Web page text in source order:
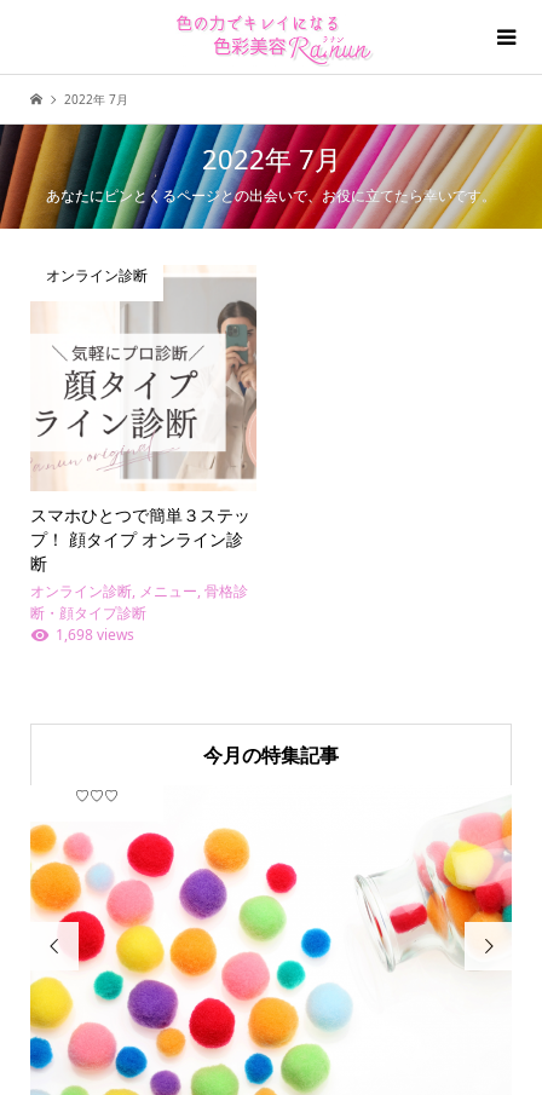
2022年 7月
2022年 7月
あなたにピンとくるページとの出会いで、お役に立てたら幸いです。
オンライン診断
スマホひとつで簡単３ステッ
プ！ 顔タイプ オンライン診
断
オンライン診断, メニュー, 骨格診
断・顔タイプ診断
1,698 views
今月の特集記事

♡♡♡
